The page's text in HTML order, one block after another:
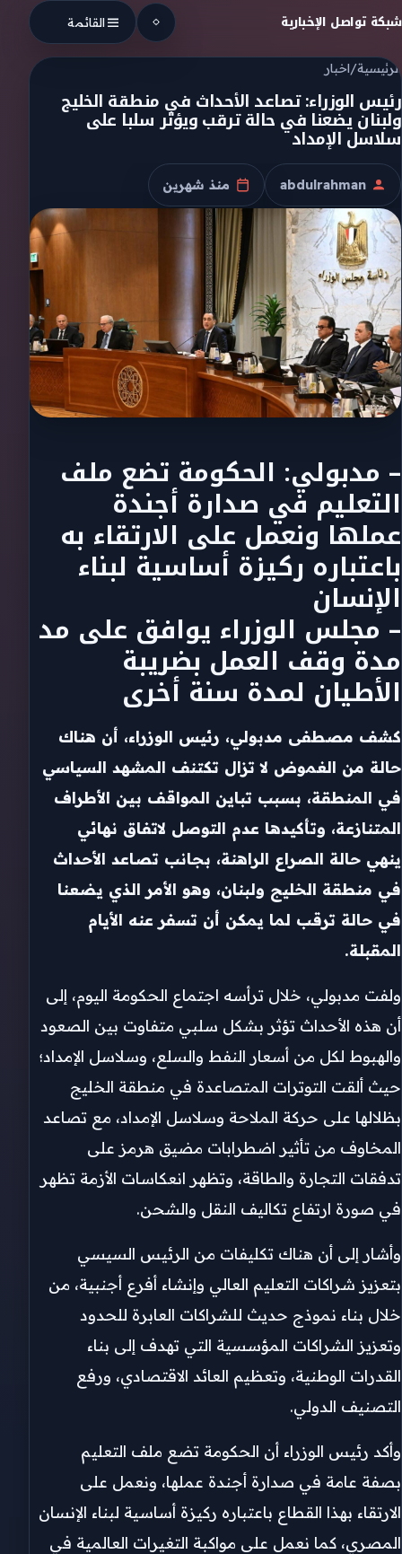
Skip to content
شبكة تواصل الإخبارية القائمة
الرئيسية/اخبار
رئيس الوزراء: تصاعد الأحداث في منطقة الخليج
ولبنان يضعنا في حالة ترقب ويؤثر سلبا على
سلاسل الإمداد
الكاتب
abdulrahman
تاريخ النشر
منذ شهرين
– مدبولي: الحكومة تضع ملف
التعليم في صدارة أجندة
عملها ونعمل على الارتقاء به
باعتباره ركيزة أساسية لبناء
الإنسان
– مجلس الوزراء يوافق على مد
مدة وقف العمل بضريبة
الأطيان لمدة سنة أخرى
كشف مصطفى مدبولي، رئيس الوزراء، أن هناك
حالة من الغموض لا تزال تكتنف المشهد السياسي
في المنطقة، بسبب تباين المواقف بين الأطراف
المتنازعة، وتأكيدها عدم التوصل لاتفاق نهائي
ينهي حالة الصراع الراهنة، بجانب تصاعد الأحداث
في منطقة الخليج ولبنان، وهو الأمر الذي يضعنا
في حالة ترقب لما يمكن أن تسفر عنه الأيام
المقبلة.
ولفت مدبولي، خلال ترأسه اجتماع الحكومة اليوم، إلى
أن هذه الأحداث تؤثر بشكل سلبي متفاوت بين الصعود
والهبوط لكل من أسعار النفط والسلع، وسلاسل الإمداد؛
حيث ألقت التوترات المتصاعدة في منطقة الخليج
بظلالها على حركة الملاحة وسلاسل الإمداد، مع تصاعد
المخاوف من تأثير اضطرابات مضيق هرمز على
تدفقات التجارة والطاقة، وتظهر انعكاسات الأزمة تظهر
في صورة ارتفاع تكاليف النقل والشحن.
وأشار إلى أن هناك تكليفات من الرئيس السيسي
بتعزيز شراكات التعليم العالي وإنشاء أفرع أجنبية، من
خلال بناء نموذج حديث للشراكات العابرة للحدود
وتعزيز الشراكات المؤسسية التي تهدف إلى بناء
القدرات الوطنية، وتعظيم العائد الاقتصادي، ورفع
التصنيف الدولي.
وأكد رئيس الوزراء أن الحكومة تضع ملف التعليم
بصفة عامة في صدارة أجندة عملها، ونعمل على
الارتقاء بهذا القطاع باعتباره ركيزة أساسية لبناء الإنسان
المصري، كما نعمل على مواكبة التغيرات العالمية في